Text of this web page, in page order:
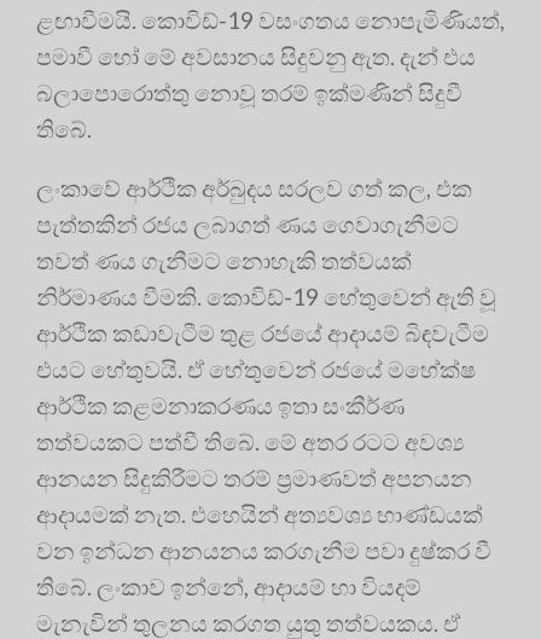
ළඟාවීමයි. කොවිඩ්-19 වසංගතය නොපැමිණියත්,
පමාවී හෝ මේ අවසානය සිදුවනු ඇත. දැන් එය
බලාපොරොත්තු නොවූ තරම් ඉක්මණින් සිදුවී
තිබේ.
ලංකාවේ ආර්ථික අර්බුදය සරලව ගත් කල, එක
පැත්තකින් රජය ලබාගත් ණය ගෙවාගැනීමට
තවත් ණය ගැනීමට නොහැකි තත්වයක්
නිර්මාණය වීමකි. කොවිඩ්-19 හේතුවෙන් ඇති වූ
ආර්ථික කඩාවැටීම තුළ රජයේ ආදායම් බිඳවැටීම
එයට හේතුවයි. ඒ හේතුවෙන් රජයේ මහේක්ෂ
ආර්ථික කළමනාකරණය ඉතා සංකීර්ණ
තත්වයකට පත්වී තිබේ. මේ අතර රටට අවශ්‍ය
ආනයන සිදුකිරීමට තරම් ප්‍රමාණවත් අපනයන
ආදායමක් නැත. එහෙයින් අත්‍යවශ්‍ය භාණ්ඩයක්
වන ඉන්ධන ආනයනය කරගැනීම පවා දුෂ්කර වී
තිබේ. ලංකාව ඉන්නේ, ආදායම් හා වියදම්
මැනැවින් තුලනය කරගත යුතු තත්වයකය. ඒ